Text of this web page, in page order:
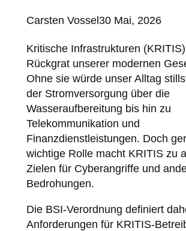
Posted
Carsten Vossel30 Mai, 2026
Kritische Infrastrukturen
Rückgrat unserer modernen
Ohne sie würde unser Alltag
der Stromversorgung über die
Wasseraufbereitung bis hin zu
Telekommunikation und
Finanzdienstleistungen. Doch
wichtige Rolle macht KRITIS zu
Zielen für Cyberangriffe und
Bedrohungen.
Die BSI-Verordnung definiert
Anforderungen für KRITIS-